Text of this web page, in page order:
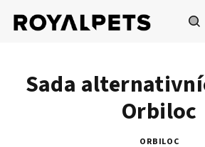
obsah
Sada
Orbiloc
ORBILOC